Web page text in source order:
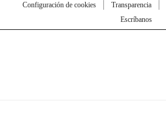
Configuración de cookies
Transparencia
Escríbanos